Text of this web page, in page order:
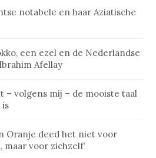
notabele en haar Aziatische
een ezel en de Nederlandse
Afellay
– volgens mij – de mooiste taal
Oranje deed het niet voor
maar voor zichzelf’